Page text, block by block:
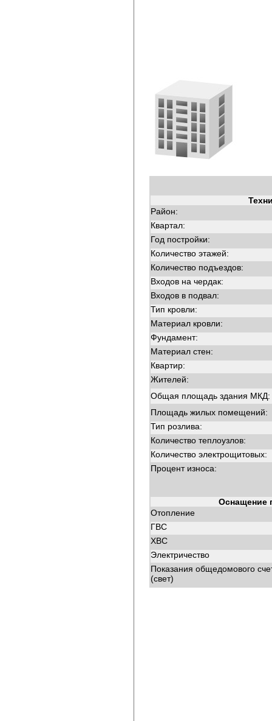
Район:
Квартал:
Год постройки:
Количество этажей:
Количество подъездов:
Входов на чердак:
Входов в подвал:
Тип кровли:
Материал кровли:
Фундамент:
Материал стен:
Квартир:
Жителей:
Общая площадь здания МКД:
Площадь жилых помещений:
Тип розлива:
Количество теплоузлов:
Количество электрощитовых:
Процент износа:
Оснащение
Отопление
ГВС
ХВС
Электричество
Показания общедомового
(свет)